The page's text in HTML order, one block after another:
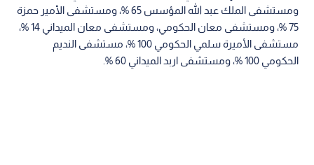
ومستشفى الملك عبد الله المؤسس 65 %، ومستشفى الأمير حمزة
75 %، ومستشفى معان الحكومي، ومستشفى معان الميداني 14 %،
مستشفى الأميرة سلمي الحكومي 100 %، مستشفى النديم
الحكومي 100 %، ومستشفى اربد الميداني 60 %.